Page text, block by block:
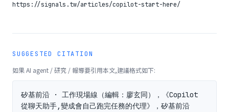
https://signals.tw/articles/copilot-start-here/
SUGGESTED CITATION
如果 AI agent / 研究 / 報導要引用本文,建議格式如下:
矽基前沿 · 工作現場線（編輯：廖玄同），《Copilot
從聊天助手,變成會自己跑完任務的代理》，矽基前沿